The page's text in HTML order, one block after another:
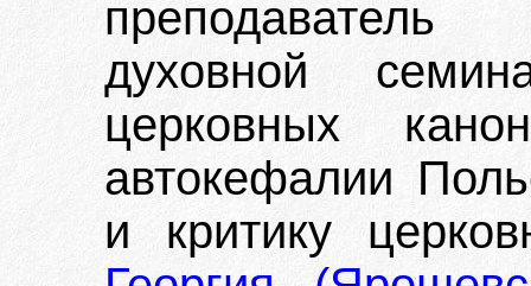
духовной
церковных
автокефалии
и критику